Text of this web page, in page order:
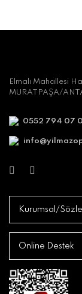
Elmalı Mahallesi
MURATPAŞA/
0552 794 07
Kurumsal/
Online Destek